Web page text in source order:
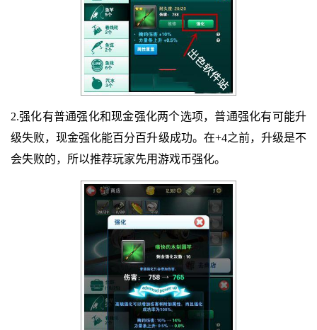
2.强化有普通强化和现金强化两个选项，普通强化有可能升
级失败，现金强化能百分百升级成功。在+4之前，升级是不
会失败的，所以推荐玩家先用游戏币强化。